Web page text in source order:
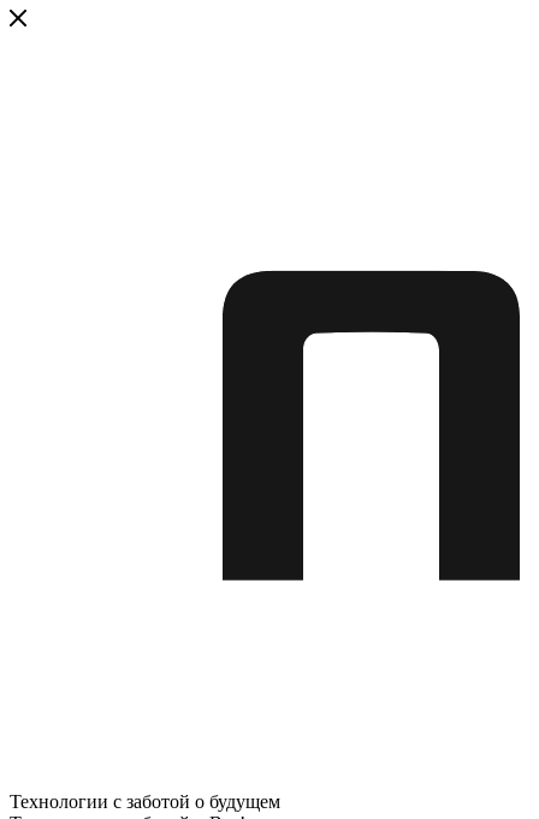
Технологии с заботой о будущем